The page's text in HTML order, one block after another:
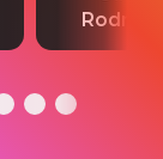
testo,